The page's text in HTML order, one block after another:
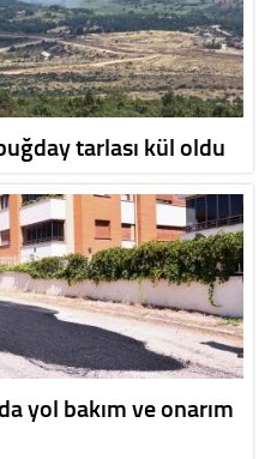
tarlası kül oldu
yol bakım ve onarım